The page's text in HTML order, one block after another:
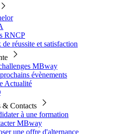
RNCP
de réussite et satisfaction
MBway
évènements
Actualité
& Contacts
à une formation
MBway
une offre d'alternance